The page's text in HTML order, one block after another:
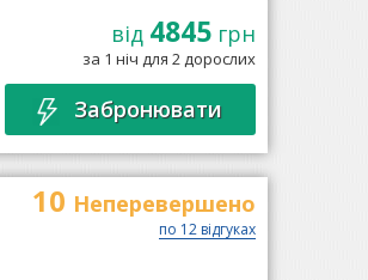
від 4845грн
за 1 ніч для 2 дорослих
Забронювати
10 Неперевершено
по 12 відгуках